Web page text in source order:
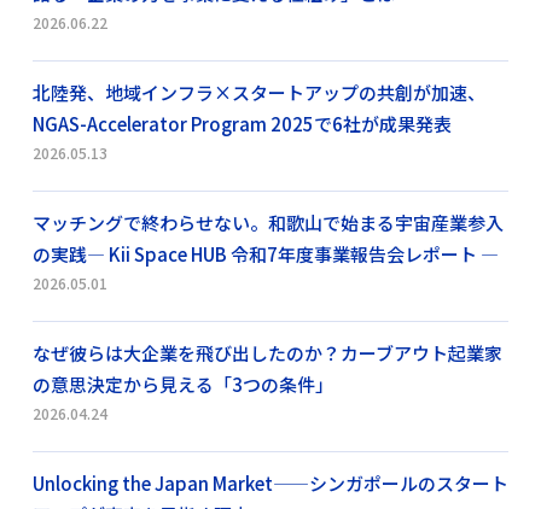
2026.06.22
北陸発、地域インフラ×スタートアップの共創が加速、
NGAS-Accelerator Program 2025で6社が成果発表
2026.05.13
マッチングで終わらせない。和歌山で始まる宇宙産業参入
の実践― Kii Space HUB 令和7年度事業報告会レポート ―
2026.05.01
なぜ彼らは大企業を飛び出したのか？カーブアウト起業家
の意思決定から見える「3つの条件」
2026.04.24
Unlocking the Japan Market——シンガポールのスタート